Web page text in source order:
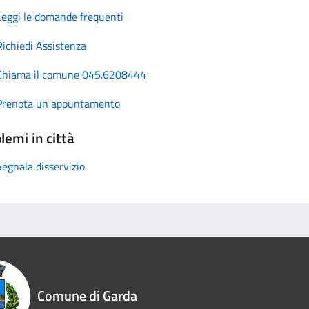
le domande frequenti
Assistenza
il comune 045.6208444
un appuntamento
in città
disservizio
Comune di Garda